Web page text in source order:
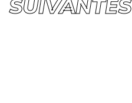
SUIVANTES